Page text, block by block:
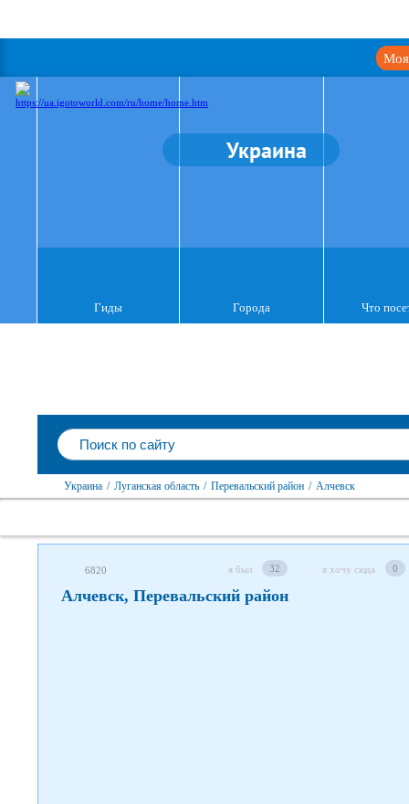
Моя
Украина
Гиды Города Что
Украина / Луганская область / Перевальский район / Алчевск
6820 я был 32 я хочу сюда 0
Алчевск, Перевальский район